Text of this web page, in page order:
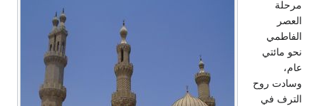
مرحلة
العصر
الفاطمي
نحو مائتي
عام،
وسادت روح
الترف في